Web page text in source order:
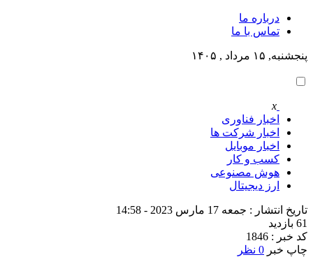
درباره ما
تماس با ما
پنجشنبه, ۱۵ مرداد , ۱۴۰۵
x
اخبار فناوری
اخبار شرکت ها
اخبار موبایل
کسب و کار
هوش مصنوعی
ارز دیجیتال
تاریخ انتشار : جمعه 17 مارس 2023 - 14:58
61 بازدید
کد خبر : 1846
چاپ خبر 0 نظر